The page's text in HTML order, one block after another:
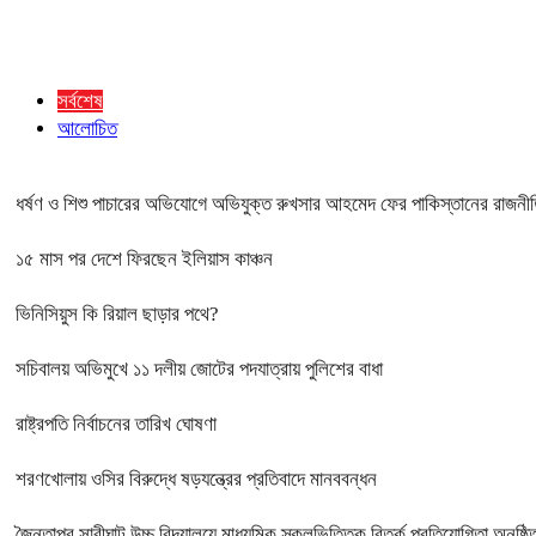
সর্বশেষ
আলোচিত
ধর্ষণ ও শিশু পাচারের অভিযোগে অভিযুক্ত রুখসার আহমেদ ফের পাকিস্তানের
১৫ মাস পর দেশে ফিরছেন ইলিয়াস কাঞ্চন
ভিনিসিয়ুস কি রিয়াল ছাড়ার পথে?
সচিবালয় অভিমুখে ১১ দলীয় জোটের পদযাত্রায় পুলিশের বাধা
রাষ্ট্রপতি নির্বাচনের তারিখ ঘোষণা
শরণখোলায় ওসির বিরুদ্ধে ষড়যন্ত্রের প্রতিবাদে মানববন্ধন